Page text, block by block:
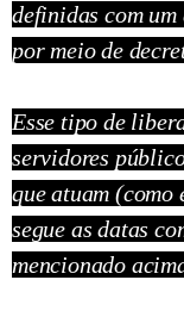
definidas com
por meio de
Esse tipo de
servidores
que atuam (como
segue as datas
mencionado